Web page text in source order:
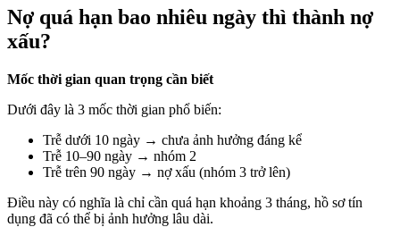
Nợ quá hạn bao nhiêu ngày thì thành nợ
xấu?
Mốc thời gian quan trọng cần biết
Dưới đây là 3 mốc thời gian phổ biến:
Trễ dưới 10 ngày → chưa ảnh hưởng đáng kể
Trễ 10–90 ngày → nhóm 2
Trễ trên 90 ngày → nợ xấu (nhóm 3 trở lên)
Điều này có nghĩa là chỉ cần quá hạn khoảng 3 tháng, hồ sơ tín
dụng đã có thể bị ảnh hưởng lâu dài.